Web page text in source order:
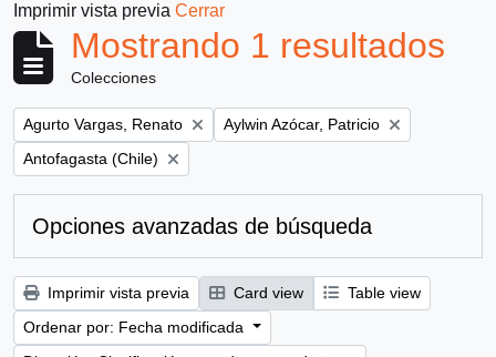
Imprimir vista previa Cerrar
Mostrando 1 resultados
Colecciones
Remove filter:
Agurto Vargas, Renato Remove filter:
Aylwin Azócar, Patricio
Remove filter:
Antofagasta (Chile)
Opciones avanzadas de búsqueda
Imprimir vista previa Card view
Table view
Ordenar por: Fecha modificada